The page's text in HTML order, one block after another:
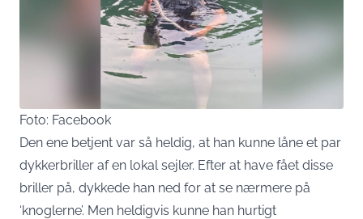
Foto: Facebook
Den ene betjent var så heldig, at han kunne låne et par
dykkerbriller af en lokal sejler. Efter at have fået disse
briller på, dykkede han ned for at se nærmere på
‘knoglerne’. Men heldigvis kunne han hurtigt